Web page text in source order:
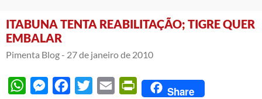
ITABUNA TENTA REABILITAÇÃO; TIGRE QUER
EMBALAR
Pimenta Blog - 27 de janeiro de 2010
WhatsAppMessengerFacebook
Twitter Email PrintFriendly
Share